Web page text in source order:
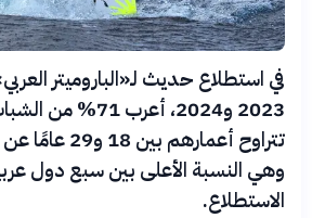
في استطلاع حديث لـ«الباروميتر
2023 و2024، أعرب
تتراوح أعمارهم
وهي النسبة الأعلى بين سبع دول
الاستطلاع.